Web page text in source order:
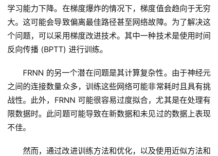
学习能力下降。在梯度爆炸的情况下，梯度值会趋向于无穷
大。这可能会导致偏离最佳路径甚至网络故障。为了解决这
个问题，可以采用梯度改进技术。其中一种技术是使用时间
反向传播 (BPTT) 进行训练。
FRNN 的另一个潜在问题是其计算复杂性。由于神经元
之间的连接数量众多，训练这些网络可能非常耗时且具有挑
战性。此外，FRNN 可能很容易过度拟合，尤其是在处理有
限数据时。此问题可能导致在新数据和未见过的数据上表现
不佳。
然而，通过改进训练方法和优化，以及使用近似方法和